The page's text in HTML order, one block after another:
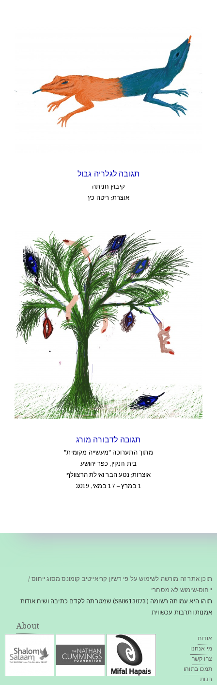
תגובה לגלריה גבול
קיבוץ חניתה
אוצרת: ריטה כץ
תגובה לדבורה מורג
מתוך התערוכה "מעשייה מקומית"
בית חנקין, כפר יהושע
אוצרות: נטע הבר ואילת הרצוולף
1 במרץ – 17 במאי, 2019
תוכן אתר זה מורשה לשימוש על פי רשיון קריאייטיב קומונס מסוג ייחוס /
ייחוס-שימוש לא מסחרי
תוהו היא עמותה רשומה (580613073) שמטרתה לקדם כתיבה ושיח אודות
אמנות ותרבות עכשווית
About
אודות
מי אנחנו
צרו קשר
תמכו בתוהו
חנות